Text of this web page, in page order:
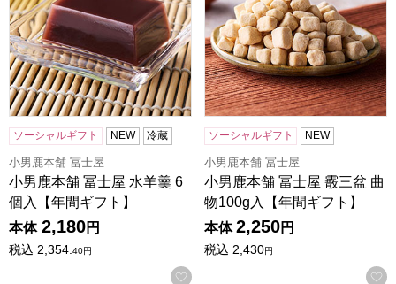
ソーシャルギフト NEW 冷蔵
小男鹿本舗 冨士屋
小男鹿本舗 冨士屋 水羊羹 6
個入【年間ギフト】
本体 2,180円
税込 2,354.40円
お気に入りに登録する
ソーシャルギフト NEW
小男鹿本舗 冨士屋
小男鹿本舗 冨士屋 霰三盆 曲
物100g入【年間ギフト】
本体 2,250円
税込 2,430円